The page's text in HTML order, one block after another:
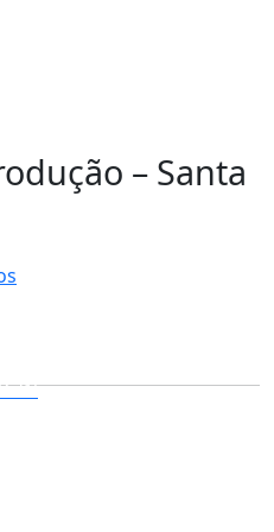
– Santa